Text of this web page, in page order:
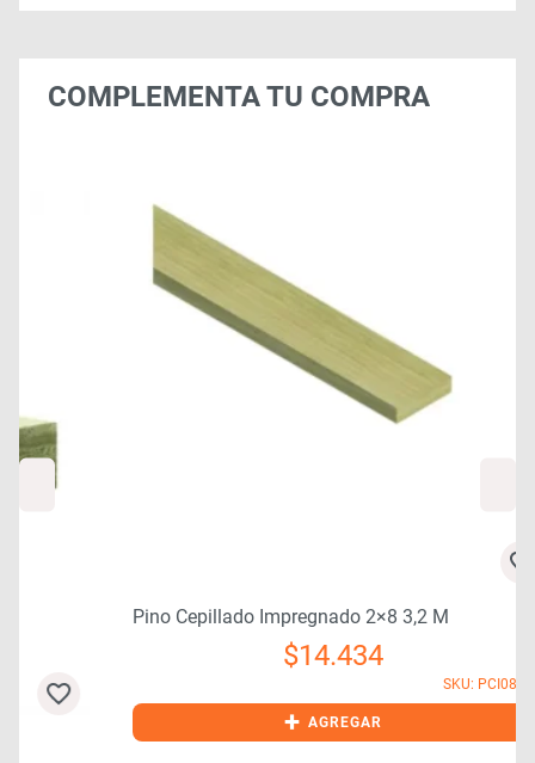
COMPLEMENTA TU COMPRA
Pino Cepillado Impregnado 2×8 3,2 M
14.434
SKU: PCI0800
AGREGAR